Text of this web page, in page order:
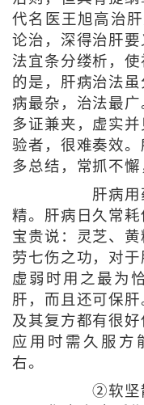
代名医王旭高治肝
论治，深得治肝
法宜条分缕析，
的是，肝病治法
病最杂，治法最
多证兼夹，虚实
验者，很难奏效。
多总结，常抓不懈
肝病用
精。肝病日久常
宝贵说：灵芝、
劳七伤之功，对
虚弱时用之最为
肝，而且还可保
及其复方都有很
应用时需久服方
右。
②软坚散